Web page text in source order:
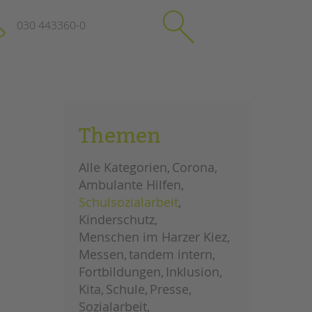
Impressum
Datenschutz
Hinweisgebersystem
Intranet
schließen
030 443360-0
SuchenThemen
Alle Kategorien Corona
Ambulante Hilfen
Schulsozialarbeit
Kinderschutz
Menschen im Harzer Kiez
Messen tandem intern
Fortbildungen Inklusion
Kita Schule Presse
Sozialarbeit